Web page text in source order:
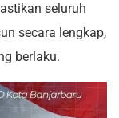
seluruh
secara lengkap,
berlaku.